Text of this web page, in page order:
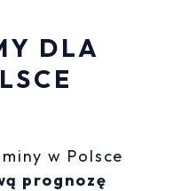
DLA
w Polsce
prognozę